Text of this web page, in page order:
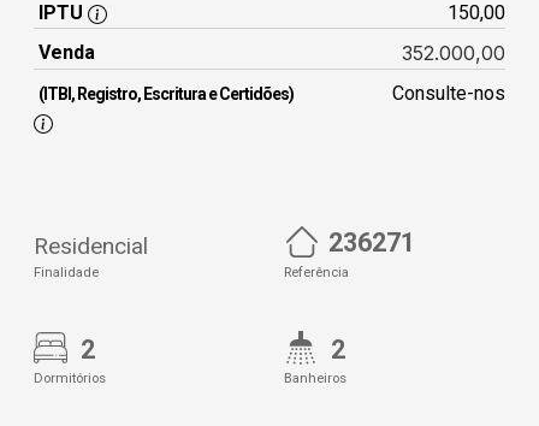
IPTU
150,00
Venda
352.000,00
(ITBI, Registro, Escritura e Certidões) Consulte-nos
Residencial
Finalidade
236271
Referência
2
Dormitórios
2
Banheiros